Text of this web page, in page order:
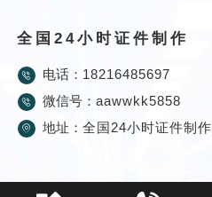
全国24小时证件制作
电话： 18216485697
微信号： aawwkk5858
地址： 全国24小时证件制作